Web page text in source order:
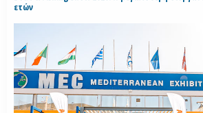
ετών